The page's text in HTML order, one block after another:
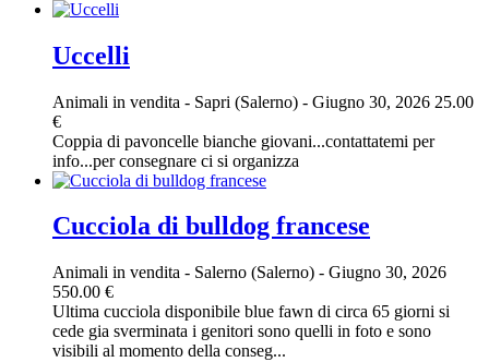
Uccelli
Animali in vendita - Sapri (Salerno) - Giugno 30, 2026 25.00
€
Coppia di pavoncelle bianche giovani...contattatemi per
info...per consegnare ci si organizza
Cucciola di bulldog francese
Animali in vendita - Salerno (Salerno) - Giugno 30, 2026
550.00 €
Ultima cucciola disponibile blue fawn di circa 65 giorni si
cede gia sverminata i genitori sono quelli in foto e sono
visibili al momento della conseg...